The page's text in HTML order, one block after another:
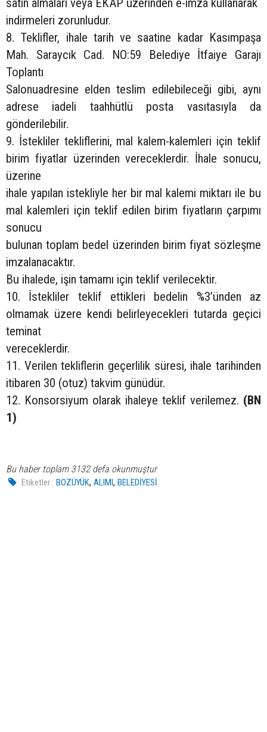
satın almaları veya EKAP üzerinden e-imza kullanarak
indirmeleri zorunludur.
8. Teklifler, ihale tarih ve saatine kadar Kasımpaşa
Mah. Saraycık Cad. NO:59 Belediye İtfaiye Garajı
Toplantı
Salonuadresine elden teslim edilebileceği gibi, aynı
adrese iadeli taahhütlü posta vasıtasıyla da
gönderilebilir.
9. İstekliler tekliflerini, mal kalem-kalemleri için teklif
birim fiyatlar üzerinden vereceklerdir. İhale sonucu,
üzerine
ihale yapılan istekliyle her bir mal kalemi miktarı ile bu
mal kalemleri için teklif edilen birim fiyatların çarpımı
sonucu
bulunan toplam bedel üzerinden birim fiyat sözleşme
imzalanacaktır.
Bu ihalede, işin tamamı için teklif verilecektir.
10. İstekliler teklif ettikleri bedelin %3’ünden az
olmamak üzere kendi belirleyecekleri tutarda geçici
teminat
vereceklerdir.
11. Verilen tekliflerin geçerlilik süresi, ihale tarihinden
itibaren 30 (otuz) takvim günüdür.
12. Konsorsiyum olarak ihaleye teklif verilemez. (BN
1)
Bu haber toplam 3132 defa okunmuştur
Etiketler : BOZÜYÜK,ALIMI,BELEDİYESİ